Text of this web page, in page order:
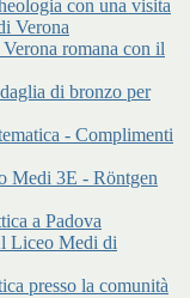
con una visita
Verona
romana con il
di bronzo per
- Complimenti
Medi 3E - Röntgen
a Padova
Liceo Medi di
presso la comunità